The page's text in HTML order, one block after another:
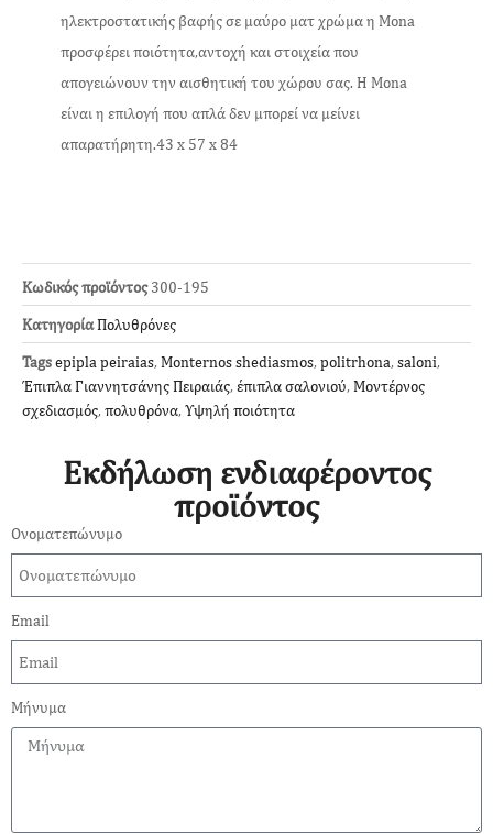
ηλεκτροστατικής βαφής σε μαύρο ματ χρώμα η Mona
προσφέρει ποιότητα,αντοχή και στοιχεία που
απογειώνουν την αισθητική του χώρου σας. Η Mona
είναι η επιλογή που απλά δεν μπορεί να μείνει
απαρατήρητη.43 x 57 x 84
Κωδικός προϊόντος300-195
ΚατηγορίαΠολυθρόνες
Tagsepipla peiraias,Monternos shediasmos,politrhona,saloni,
Έπιπλα Γιαννητσάνης Πειραιάς,έπιπλα σαλονιού,Μοντέρνος
σχεδιασμός,πολυθρόνα,Υψηλή ποιότητα
Εκδήλωση ενδιαφέροντος
προϊόντος
Ονοματεπώνυμο
Email
Μήνυμα